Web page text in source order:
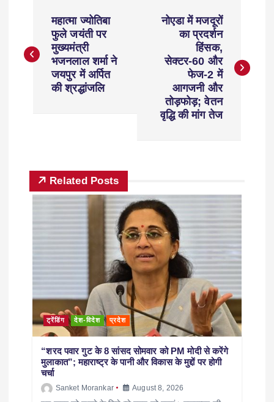
महात्मा ज्योतिबा
फुले जयंती पर
मुख्यमंत्री
भजनलाल शर्मा ने
जयपुर में अर्पित
की श्रद्धांजलि
नोएडा में मजदूरों
का प्रदर्शन
हिंसक,
सेक्टर-60 और
फेज-2 में
आगजनी और
तोड़फोड़; वेतन
वृद्धि की मांग तेज
Related Posts
ट्रेंडिंग देश-विदेश प्रदेश
“शरद पवार गुट के 8 सांसद सोमवार को PM मोदी से करेंगे
मुलाकात”; महाराष्ट्र के पानी और विकास के मुद्दों पर होगी
चर्चा
Sanket Morankar August 8, 2026